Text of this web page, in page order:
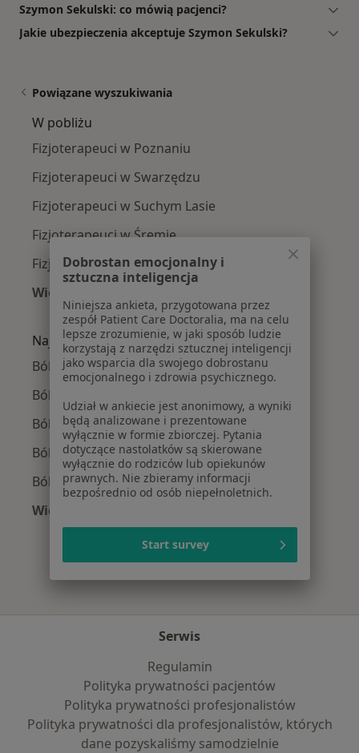
Szymon Sekulski: co mówią pacjenci?
Jakie ubezpieczenia akceptuje Szymon Sekulski?
Powiązane wyszukiwania
W pobliżu
Fizjoterapeuci w Poznaniu
Fizjoterapeuci w Swarzędzu
Fizjoterapeuci w Suchym Lasie
Fizjoterapeuci w Śremie
Fizjoterapeuci w Środzie Wielkopolskiej
Więcej (15)
Więcej w kategorii: W pobliżu
Najczęście leczone choroby
Ból barku w
Ból biodra w
Ból kolana w
Ból kostki w
Bóle kręgosłupa w
Więcej (6)
Więcej w kategorii: Najczęście leczone choroby
Serwis
Regulamin
Polityka prywatności pacjentów
Polityka prywatności profesjonalistów
Polityka prywatności dla profesjonalistów, których
dane pozyskaliśmy samodzielnie
Dobrostan emocjonalny i
sztuczna inteligencja
Niniejsza ankieta, przygotowana przez
zespół Patient Care Doctoralia, ma na celu
lepsze zrozumienie, w jaki sposób ludzie
korzystają z narzędzi sztucznej inteligencji
jako wsparcia dla swojego dobrostanu
emocjonalnego i zdrowia psychicznego.
Udział w ankiecie jest anonimowy, a wyniki
będą analizowane i prezentowane
wyłącznie w formie zbiorczej. Pytania
dotyczące nastolatków są skierowane
wyłącznie do rodziców lub opiekunów
prawnych. Nie zbieramy informacji
bezpośrednio od osób niepełnoletnich.
Start survey